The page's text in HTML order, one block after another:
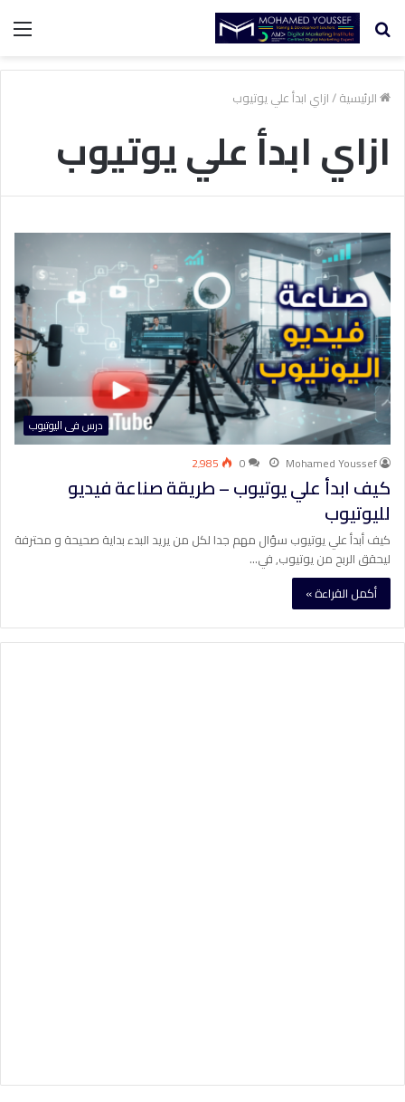
بحث
الرئيسية/ازاي ابدأ علي يوتيوب
ازاي ابدأ علي يوتيوب
درس فى اليوتيوب
Mohamed Youssef
0 2٬985
كيف ابدأ علي يوتيوب – طريقة صناعة فيديو
لليوتيوب
كيف أبدأ علي يوتيوب سؤال مهم جدا لكل من يريد البدء بداية صحيحة و محترفة
ليحقق الربح من يوتيوب, في…
أكمل القراءة »